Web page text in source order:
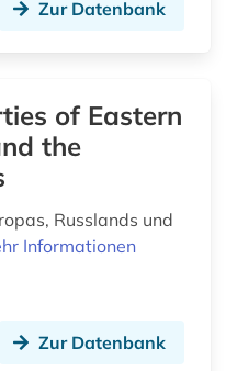
Zur Datenbank
of Eastern
the
Russlands und
Informationen
Zur Datenbank